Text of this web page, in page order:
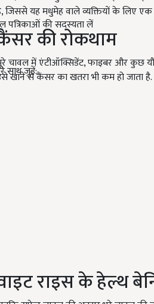
पत्रिकाओं की सदस्यता लें
साथ जुड़ें:
जिससे यह मधुमेह वाले व्यक्तियों के लिए
की रोकथाम
चावल में एंटीऑक्सिडेंट, फाइबर और कुछ
खाने से कैंसर का खतरा भी कम हो जाता है.
राइस के हेल्थ